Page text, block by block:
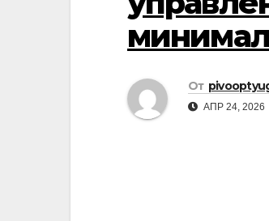
От
АПР 24, 2026